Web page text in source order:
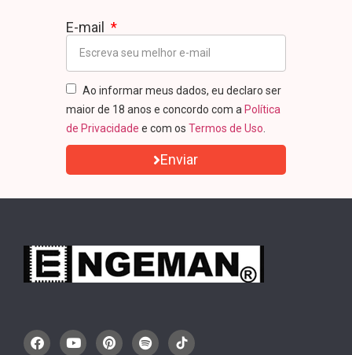
E-mail
Ao informar meus dados, eu declaro ser
maior de 18 anos e concordo com a Política
de Privacidade e com os Termos de Uso
Enviar